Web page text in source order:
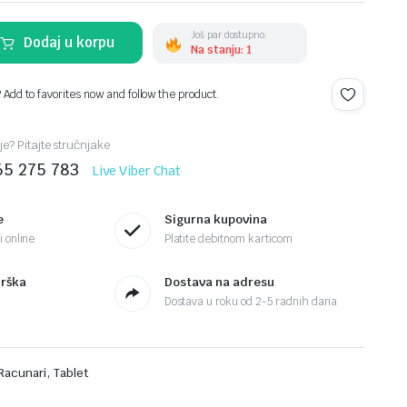
Dodaj u korpu Još par dostupno.
Na stanju: 1
to favorites now and follow the product.
Pitajte stručnjake
275 783 Live Viber Chat
online
Sigurna kupovina
Platite debitnom karticom
Dostava na adresu
Dostava u roku od 2-5 radnih dana
, Tablet